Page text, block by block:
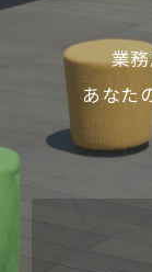
業
あなた